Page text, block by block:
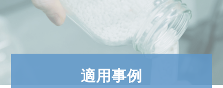
適用事例